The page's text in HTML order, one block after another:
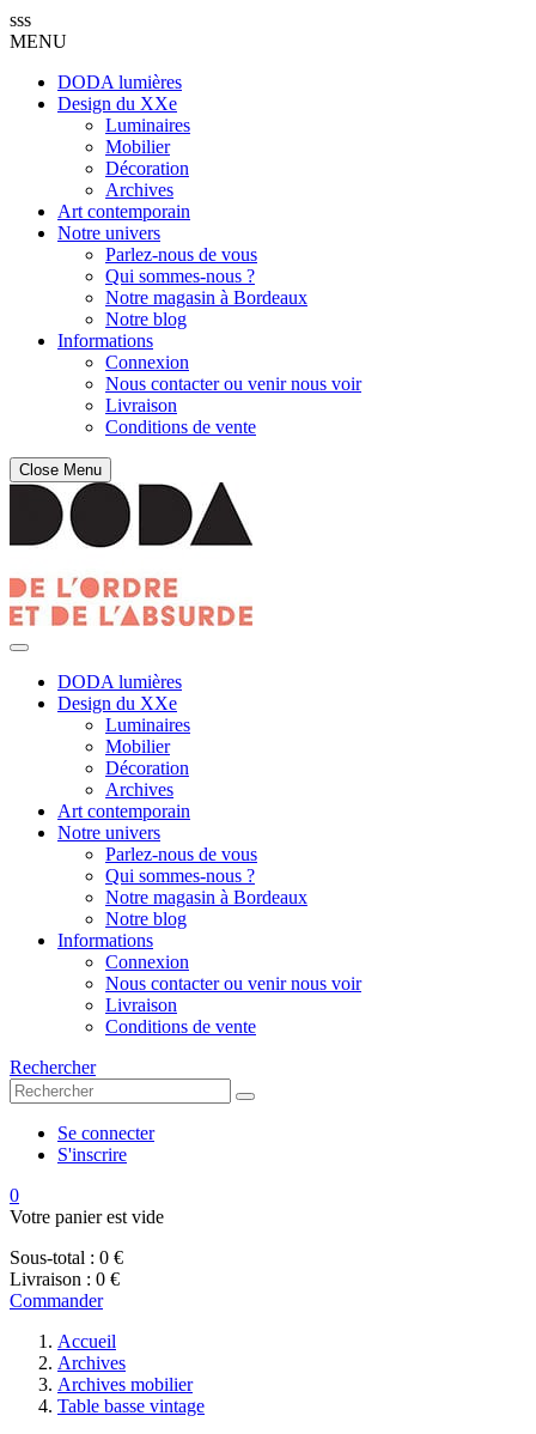
sss
MENU
DODA lumières
Design du XXe
Luminaires
Mobilier
Décoration
Archives
Art contemporain
Notre univers
Parlez-nous de vous
Qui sommes-nous ?
Notre magasin à Bordeaux
Notre blog
Informations
Connexion
Nous contacter ou venir nous voir
Livraison
Conditions de vente
Close Menu
DODA lumières
Design du XXe
Luminaires
Mobilier
Décoration
Archives
Art contemporain
Notre univers
Parlez-nous de vous
Qui sommes-nous ?
Notre magasin à Bordeaux
Notre blog
Informations
Connexion
Nous contacter ou venir nous voir
Livraison
Conditions de vente
Rechercher
Se connecter
S'inscrire
0
Votre panier est vide
Sous-total : 0 €
Livraison : 0 €
Commander
Accueil
Archives
Archives mobilier
Table basse vintage